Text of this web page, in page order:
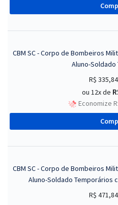
CBM SC - Corpo de Bombeiros
Aluno-
R$ 335,84
ou 12x de
Economize
CBM SC - Corpo de Bombeiros
Aluno-Soldado Temporários
R$ 471,84